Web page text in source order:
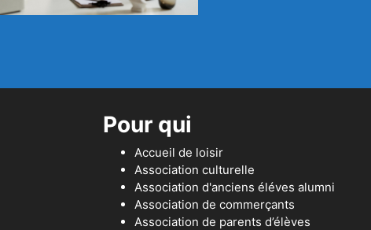
Pour qui
Accueil de loisir
Association culturelle
Association d'anciens éléves alumni
Association de commerçants
Association de parents d’élèves